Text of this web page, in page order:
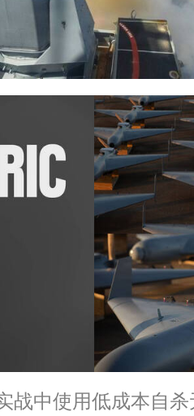
战中使用低成本自